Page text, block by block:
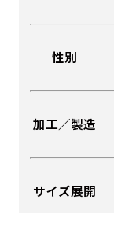
性別
加工／製造
サイズ展開